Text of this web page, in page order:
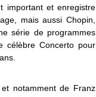
important et enregistre
mais aussi Chopin,
série de programmes
célèbre Concerto pour
notamment de Franz